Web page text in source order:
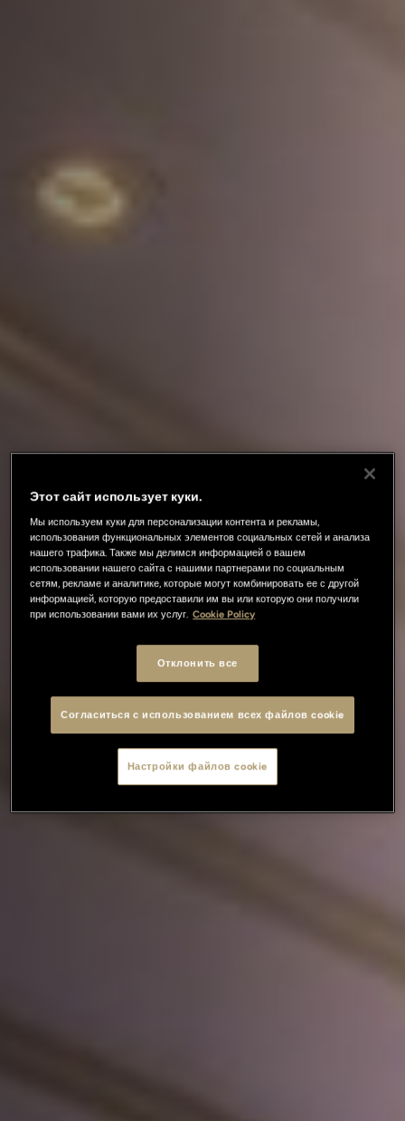
Этот сайт использует куки.
Мы используем куки для персонализации контента и рекламы,
использования функциональных элементов социальных сетей и анализа
нашего трафика. Также мы делимся информацией о вашем
использовании нашего сайта с нашими партнерами по социальным
сетям, рекламе и аналитике, которые могут комбинировать ее с другой
информацией, которую предоставили им вы или которую они получили
при использовании вами их услуг. Cookie Policy
Отклонить все
Согласиться с использованием всех файлов cookie
Настройки файлов cookie